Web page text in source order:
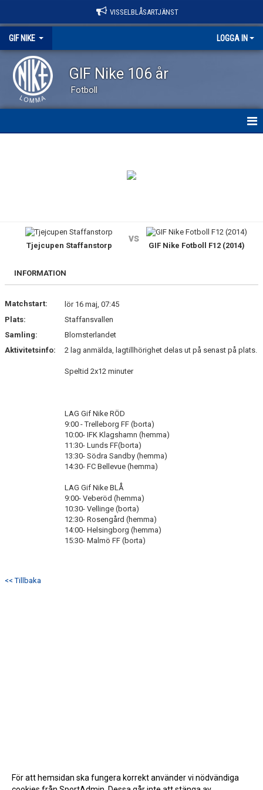
VISSELBLÅSARTJÄNST
GIF NIKE LOGGA IN
GIF Nike 106 år
Fotboll
EVENEMANG
FÖRENINGSKALENDER
FÖRENINGSKALENDER 2026
KALENDER
MATCHER
VECKANS MATCHER
KIOSK OCH BOLLSERVICE
BOKA KLUBBLOKAL
BOKA VEO & SMARTCAM
TRYGG IDROTT
Tjejcupen Staffanstorp
vs
GIF Nike Fotboll F12 (2014)
INFORMATION
Matchstart:
lör 16 maj, 07:45
Plats:
Staffansvallen
Samling:
Blomsterlandet
Aktivitetsinfo:
2 lag anmälda, lagtillhörighet delas ut på senast på plats.
Speltid 2x12 minuter
LAG Gif Nike RÖD
9:00 - Trelleborg FF (borta)
10:00- IFK Klagshamn (hemma)
11:30- Lunds FF(borta)
13:30- Södra Sandby (hemma)
14:30- FC Bellevue (hemma)
LAG Gif Nike BLÅ
9:00- Veberöd (hemma)
10:30- Vellinge (borta)
12:30- Rosengård (hemma)
14:00- Helsingborg (hemma)
15:30- Malmö FF (borta)
<< Tillbaka
För att hemsidan ska fungera korrekt använder vi nödvändiga